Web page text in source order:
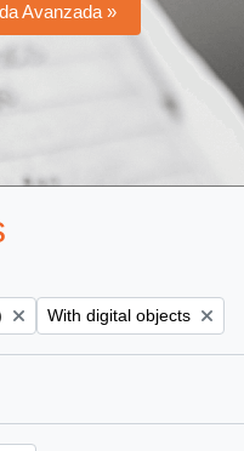
Avanzada »
Remove filter:
With digital objects